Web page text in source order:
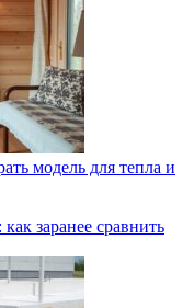
модель для тепла и
заранее сравнить